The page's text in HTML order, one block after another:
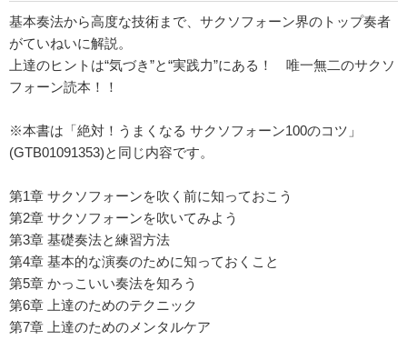
基本奏法から高度な技術まで、サクソフォーン界のトップ奏者
がていねいに解説。
上達のヒントは“気づき”と“実践力”にある！ 唯一無二のサクソ
フォーン読本！！
※本書は「絶対！うまくなる サクソフォーン100のコツ」
(GTB01091353)と同じ内容です。
第1章 サクソフォーンを吹く前に知っておこう
第2章 サクソフォーンを吹いてみよう
第3章 基礎奏法と練習方法
第4章 基本的な演奏のために知っておくこと
第5章 かっこいい奏法を知ろう
第6章 上達のためのテクニック
第7章 上達のためのメンタルケア